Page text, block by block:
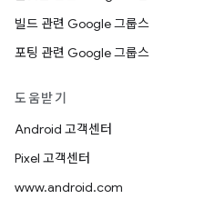
빌드 관련 Google 그룹스
포팅 관련 Google 그룹스
도움받기
Android 고객센터
Pixel 고객센터
www.android.com